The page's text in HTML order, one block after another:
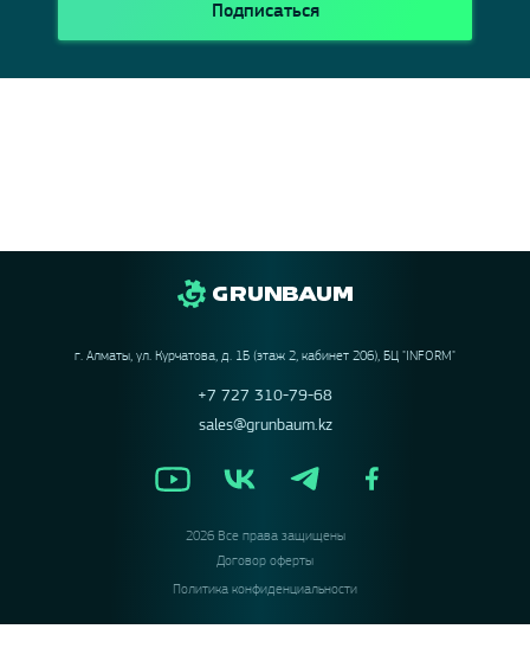
Подписаться
г. Алматы, ул. Курчатова, д. 1Б (этаж 2, кабинет 206), БЦ "INFORM"
+7 727 310-79-68
sales@grunbaum.kz
2026 Все права защищены
Договор оферты
Политика конфиденциальности